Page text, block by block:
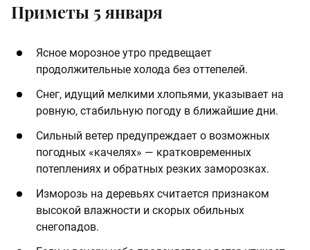
Приметы 5 января
Ясное морозное утро предвещает
продолжительные холода без оттепелей.
Снег, идущий мелкими хлопьями, указывает на
ровную, стабильную погоду в ближайшие дни.
Сильный ветер предупреждает о возможных
погодных «качелях» — кратковременных
потеплениях и обратных резких заморозках.
Изморозь на деревьях считается признаком
высокой влажности и скорых обильных
снегопадов.